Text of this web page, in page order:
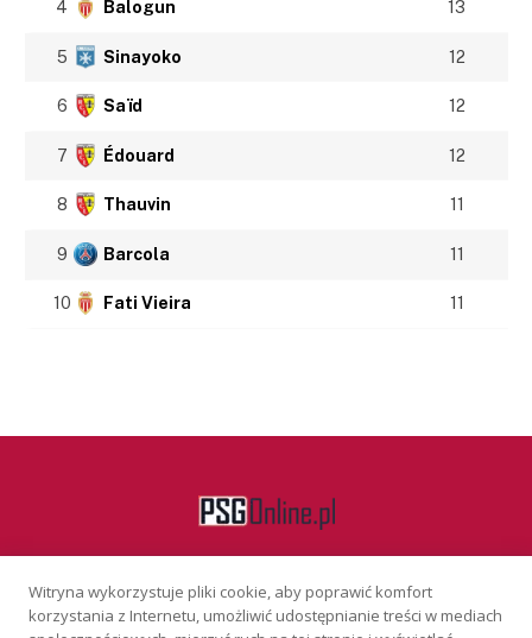
4 Balogun 13
5 Sinayoko 12
6 Saïd 12
7 Édouard 12
8 Thauvin 11
9 Barcola 11
10 Fati Vieira 11
Facebook
Witryna wykorzystuje pliki cookie, aby poprawić komfort
korzystania z Internetu, umożliwić udostępnianie treści w mediach